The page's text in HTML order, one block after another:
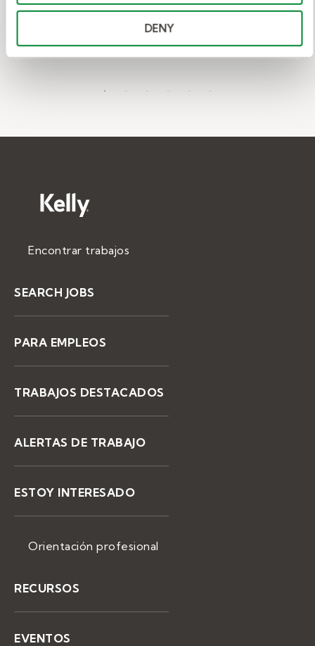
DENY
Encontrar trabajos
SEARCH JOBS
PARA EMPLEOS
TRABAJOS DESTACADOS
ALERTAS DE TRABAJO
ESTOY INTERESADO
Orientación profesional
RECURSOS
EVENTOS